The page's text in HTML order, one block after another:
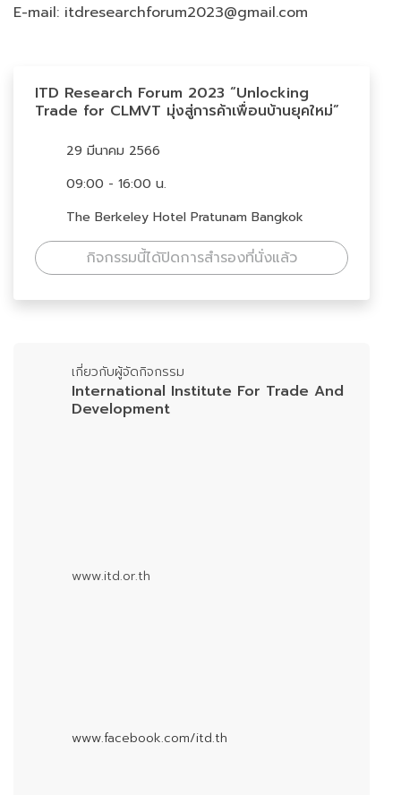
E-mail: itdresearchforum2023@gmail.com
ITD Research Forum 2023 “Unlocking
Trade for CLMVT มุ่งสู่การค้าเพื่อนบ้านยุคใหม่”
29 มีนาคม 2566
09:00 - 16:00 น.
The Berkeley Hotel Pratunam Bangkok
กิจกรรมนี้ได้ปิดการสำรองที่นั่งแล้ว
เกี่ยวกับผู้จัดกิจกรรม
International Institute For Trade And
Development
www.itd.or.th
www.facebook.com/itd.th